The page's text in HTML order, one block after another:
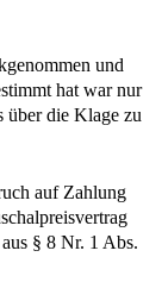
und
hat war nur
über die Klage zu
auf Zahlung
§ 8 Nr. 1 Abs.